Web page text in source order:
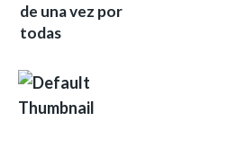
de una vez por
todas